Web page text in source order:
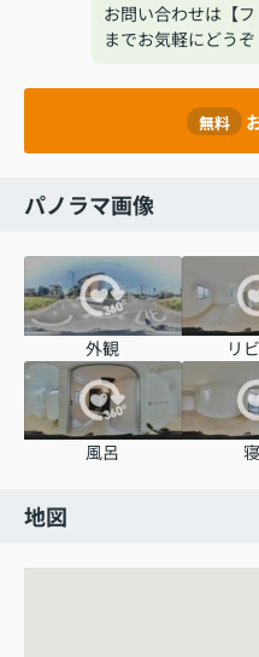
お問い合わせは【
までお気軽にどう
無料
パノラマ画像
外観 リ
風呂
地図